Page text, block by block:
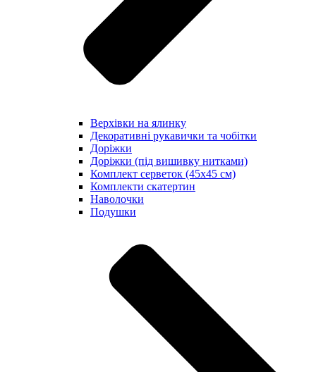
Верхівки на ялинку
Декоративні рукавички та чобітки
Доріжки
Доріжки (під вишивку нитками)
Комплект серветок (45х45 см)
Комплекти скатертин
Наволочки
Подушки